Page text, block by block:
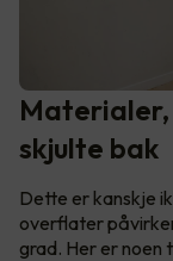
Materialer,
skjulte bak
Dette er kanskje
overflater
grad. Her er noen